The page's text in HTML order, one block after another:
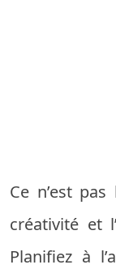
Ce n’est
créativité et
Planifiez à